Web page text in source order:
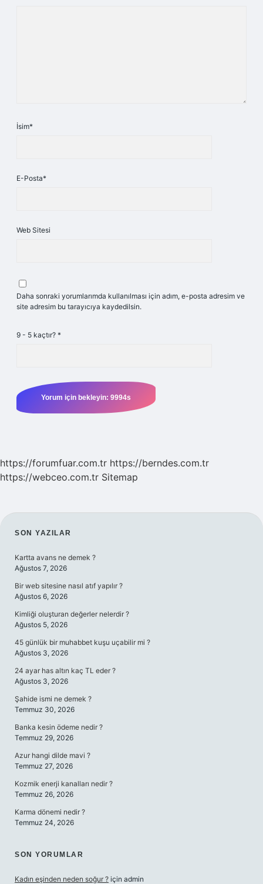
İsim*
E-Posta*
Web Sitesi
Daha sonraki yorumlarımda kullanılması için adım, e-posta adresim ve
site adresim bu tarayıcıya kaydedilsin.
9 - 5 kaçtır? *
https://forumfuar.com.tr https://berndes.com.tr
https://webceo.com.tr Sitemap
SIDEBAR
SON YAZILAR
Kartta avans ne demek ?
Ağustos 7, 2026
Bir web sitesine nasıl atıf yapılır ?
Ağustos 6, 2026
Kimliği oluşturan değerler nelerdir ?
Ağustos 5, 2026
45 günlük bir muhabbet kuşu uçabilir mi ?
Ağustos 3, 2026
24 ayar has altın kaç TL eder ?
Ağustos 3, 2026
Şahide ismi ne demek ?
Temmuz 30, 2026
Banka kesin ödeme nedir ?
Temmuz 29, 2026
Azur hangi dilde mavi ?
Temmuz 27, 2026
Kozmik enerji kanalları nedir ?
Temmuz 26, 2026
Karma dönemi nedir ?
Temmuz 24, 2026
SON YORUMLAR
Kadın eşinden neden soğur ? için admin